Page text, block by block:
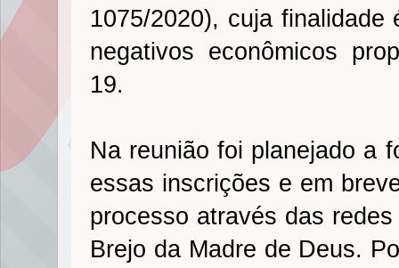
1075/2020), cuja finalidade
negativos econômicos
19.
Na reunião foi planejado a
essas inscrições e em
processo através das
Brejo da Madre de Deus.